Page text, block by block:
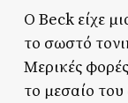
Ο Beck είχε
το σωστό
Μερικές
το μεσαίο